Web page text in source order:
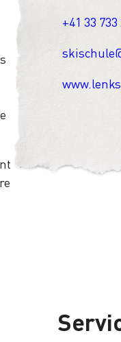
+41 33 733